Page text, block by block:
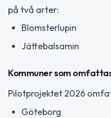
på två arter:
Blomsterlupin
Jättebalsamin
Kommuner som
Pilotprojektet 2026
Göteborg